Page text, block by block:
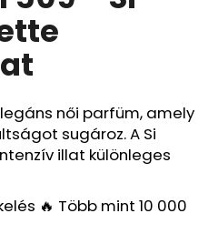
női parfüm, amely
sugároz. A Si
illat különleges
🔥 Több mint 10 000